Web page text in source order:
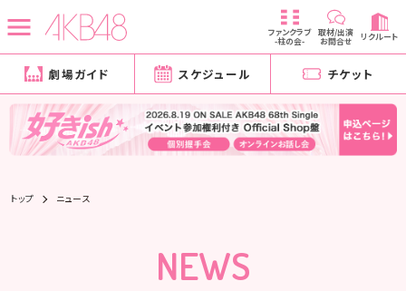
ファンクラブ
-柱の会-
取材/出演
お問合せ リクルート
劇場ガイド スケジュール チケット
トップ ニュース
NEWS